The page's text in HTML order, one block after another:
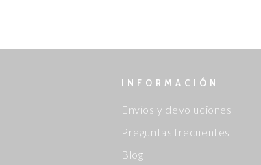
INFORMACIÓN
Envíos y devoluciones
Preguntas frecuentes
Blog